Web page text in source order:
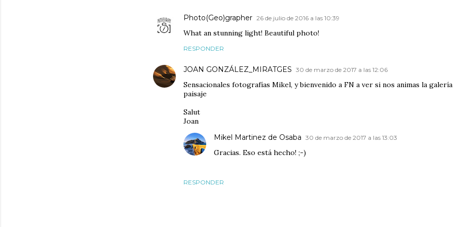
Photo(Geo)grapher 26 de julio de 2016 a las 10:39
What an stunning light! Beautiful photo!
RESPONDER
JOAN GONZÁLEZ_MIRATGES 30 de marzo de 2017 a las 12:06
Sensacionales fotografías Mikel, y bienvenido a FN a ver si nos animas la galería
paisaje
Salut
Joan
RESPONDER
Mikel Martinez de Osaba 30 de marzo de 2017 a las 13:03
Gracias. Eso está hecho! ;-)